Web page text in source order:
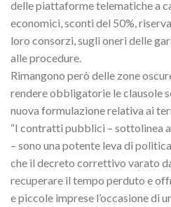
delle piattaforme telematiche a
economici, sconti del 50%,
loro consorzi, sugli oneri delle
alle procedure.
Rimangono però delle zone
rendere obbligatorie le clausole
nuova formulazione relativa ai
“I contratti pubblici – sottolinea
– sono una potente leva di
che il decreto correttivo varato
recuperare il tempo perduto e
e piccole imprese l’occasione di